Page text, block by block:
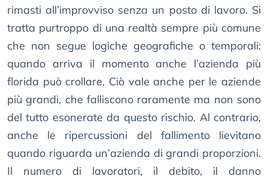
rimasti all’improvviso senza un posto di lavoro. Si
tratta purtroppo di una realtà sempre più comune
che non segue logiche geografiche o temporali:
quando arriva il momento anche l’azienda più
florida può crollare. Ciò vale anche per le aziende
più grandi, che falliscono raramente ma non sono
del tutto esonerate da questo rischio. Al contrario,
anche le ripercussioni del fallimento lievitano
quando riguarda un’azienda di grandi proporzioni.
Il numero di lavoratori, il debito, il danno